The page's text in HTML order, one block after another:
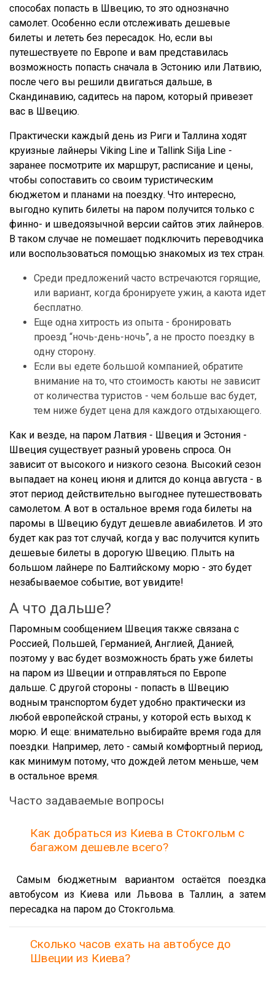
способах попасть в Швецию, то это однозначно
самолет. Особенно если отслеживать дешевые
билеты и лететь без пересадок. Но, если вы
путешествуете по Европе и вам представилась
возможность попасть сначала в Эстонию или Латвию,
после чего вы решили двигаться дальше, в
Скандинавию, садитесь на паром, который привезет
вас в Швецию.
Практически каждый день из Риги и Таллина ходят
круизные лайнеры Viking Line и Tallink Silja Line -
заранее посмотрите их маршрут, расписание и цены,
чтобы сопоставить со своим туристическим
бюджетом и планами на поездку. Что интересно,
выгодно купить билеты на паром получится только с
финно- и шведоязычной версии сайтов этих лайнеров.
В таком случае не помешает подключить переводчика
или воспользоваться помощью знакомых из тех стран.
Среди предложений часто встречаются горящие,
или вариант, когда бронируете ужин, а каюта идет
бесплатно.
Еще одна хитрость из опыта - бронировать
проезд “ночь-день-ночь”, а не просто поездку в
одну сторону.
Если вы едете большой компанией, обратите
внимание на то, что стоимость каюты не зависит
от количества туристов - чем больше вас будет,
тем ниже будет цена для каждого отдыхающего.
Как и везде, на паром Латвия - Швеция и Эстония -
Швеция существует разный уровень спроса. Он
зависит от высокого и низкого сезона. Высокий сезон
выпадает на конец июня и длится до конца августа - в
этот период действительно выгоднее путешествовать
самолетом. А вот в остальное время года билеты на
паромы в Швецию будут дешевле авиабилетов. И это
будет как раз тот случай, когда у вас получится купить
дешевые билеты в дорогую Швецию. Плыть на
большом лайнере по Балтийскому морю - это будет
незабываемое событие, вот увидите!
А что дальше?
Паромным сообщением Швеция также связана с
Россией, Польшей, Германией, Англией, Данией,
поэтому у вас будет возможность брать уже билеты
на паром из Швеции и отправляться по Европе
дальше. С другой стороны - попасть в Швецию
водным транспортом будет удобно практически из
любой европейской страны, у которой есть выход к
морю. И еще: внимательно выбирайте время года для
поездки. Например, лето - самый комфортный период,
как минимум потому, что дождей летом меньше, чем
в остальное время.
Часто задаваемые вопросы
Как добраться из Киева в Стокгольм с
багажом дешевле всего?
Самым бюджетным вариантом остаётся поездка
автобусом из Киева или Львова в Таллин, а затем
пересадка на паром до Стокгольма.
Сколько часов ехать на автобусе до
Швеции из Киева?